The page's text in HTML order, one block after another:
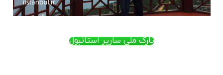
پارک ملی ساریر استانبول